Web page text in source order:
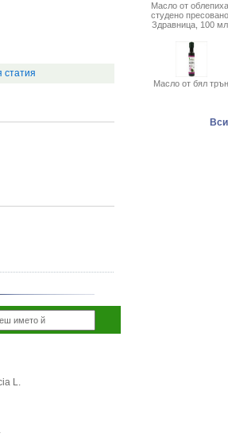
статия
L.
Масло от облепиха,
студено пресовано,
Здравница, 100 мл.
Масло от бял трън